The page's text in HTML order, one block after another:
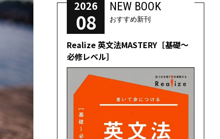
2026
08
NEW BOOK
おすすめ新刊
Realize 英文法MASTERY［基礎～
必修レベル］